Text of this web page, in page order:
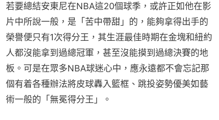
若要總結安東尼在NBA這20個球季，或許正如他在影
片中所說一般，是「苦中帶甜」的，能夠拿得出手的
榮譽便只有1次得分王，其生涯最佳時期在金塊和紐約
人都沒能拿到過總冠軍，甚至沒能摸到過總決賽的地
板。可是在眾多NBA球迷心中，應永遠都不會忘記那
個有着各種辦法將皮球轟入籃框、跳投姿勢優美如藝
術一般的「無冕得分王」。